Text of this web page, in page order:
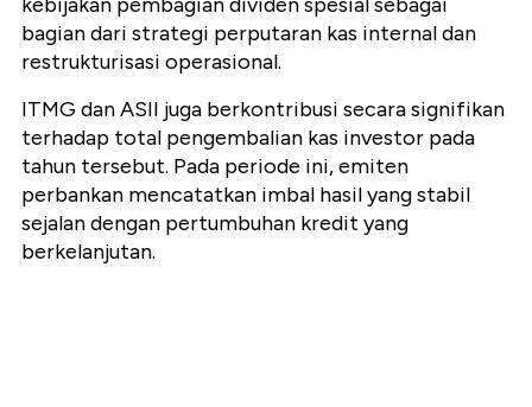
bagian dari strategi perputaran kas internal dan
restrukturisasi operasional.
ITMG dan ASII juga berkontribusi secara signifikan
terhadap total pengembalian kas investor pada
tahun tersebut. Pada periode ini, emiten
perbankan mencatatkan imbal hasil yang stabil
sejalan dengan pertumbuhan kredit yang
berkelanjutan.